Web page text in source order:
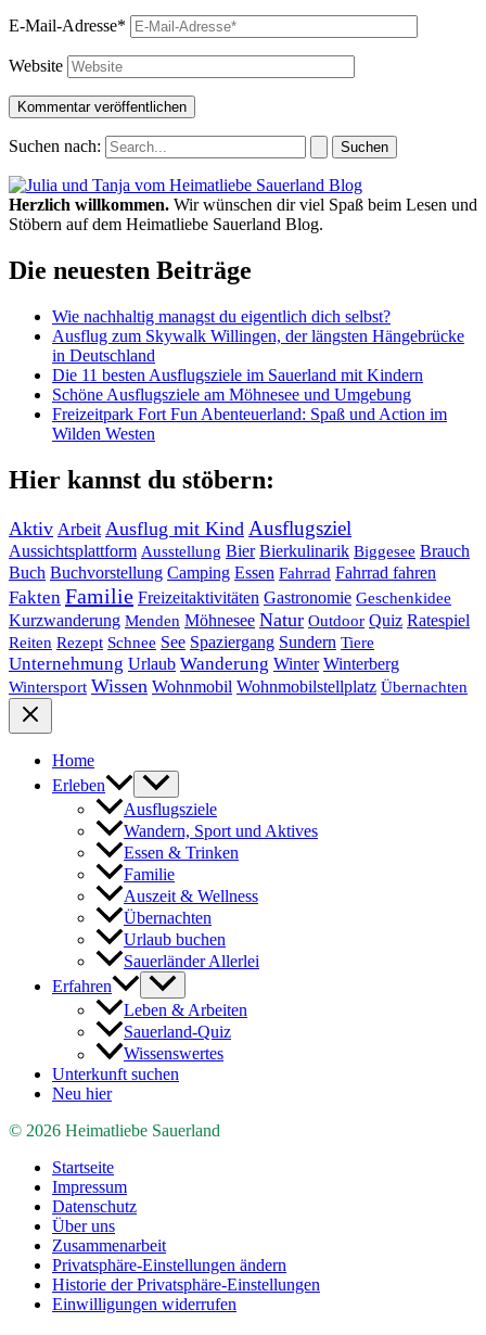
E-Mail-Adresse*
Website
Suchen nach:
Herzlich willkommen. Wir wünschen dir viel Spaß beim Lesen und
Stöbern auf dem Heimatliebe Sauerland Blog.
Die neuesten Beiträge
Wie nachhaltig managst du eigentlich dich selbst?
Ausflug zum Skywalk Willingen, der längsten Hängebrücke
in Deutschland
Die 11 besten Ausflugsziele im Sauerland mit Kindern
Schöne Ausflugsziele am Möhnesee und Umgebung
Freizeitpark Fort Fun Abenteuerland: Spaß und Action im
Wilden Westen
Hier kannst du stöbern:
Aktiv Arbeit Ausflug mit Kind Ausflugsziel
Aussichtsplattform Ausstellung Bier Bierkulinarik Biggesee Brauch
Buch Buchvorstellung Camping Essen Fahrrad Fahrrad fahren
Fakten Familie Freizeitaktivitäten Gastronomie Geschenkidee
Kurzwanderung Menden Möhnesee Natur Outdoor Quiz Ratespiel
Reiten Rezept Schnee See Spaziergang Sundern Tiere
Unternehmung Urlaub Wanderung Winter Winterberg
Wintersport Wissen Wohnmobil Wohnmobilstellplatz Übernachten
Home
Erleben
Ausflugsziele
Wandern, Sport und Aktives
Essen & Trinken
Familie
Auszeit & Wellness
Übernachten
Urlaub buchen
Sauerländer Allerlei
Erfahren
Leben & Arbeiten
Sauerland-Quiz
Wissenswertes
Unterkunft suchen
Neu hier
© 2026 Heimatliebe Sauerland
Startseite
Impressum
Datenschutz
Über uns
Zusammenarbeit
Privatsphäre-Einstellungen ändern
Historie der Privatsphäre-Einstellungen
Einwilligungen widerrufen